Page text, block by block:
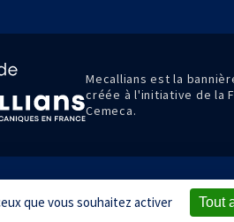
Mecallians est la
créée à l'initiative de la
Cemeca.
Données
que vous souhaitez activer Tout